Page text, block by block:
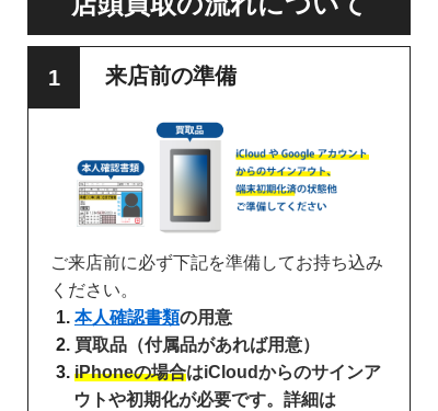
来店前の準備
ご来店前に必ず下記を準備してお持ち込み
ください。
本人確認書類の用意
買取品（付属品があれば用意）
iPhoneの場合はiCloudからのサインア
ウトや初期化が必要です。詳細は